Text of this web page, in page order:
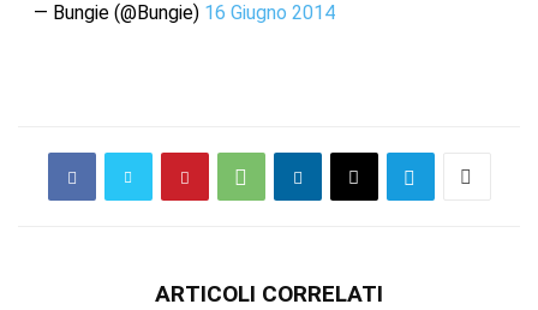
— Bungie (@Bungie) 16 Giugno 2014
ARTICOLI CORRELATI